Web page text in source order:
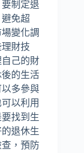
制定退
免超
變化調
財技
己的財
的生活
多參與
以利用
找到生
退休生
，預防